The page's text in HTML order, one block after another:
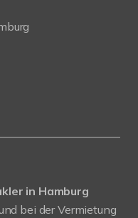
in Hamburg
bei der Vermietung